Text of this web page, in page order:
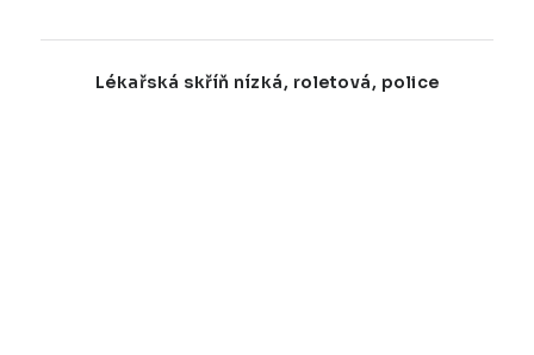
Lékařská skříň nízká, roletová, police